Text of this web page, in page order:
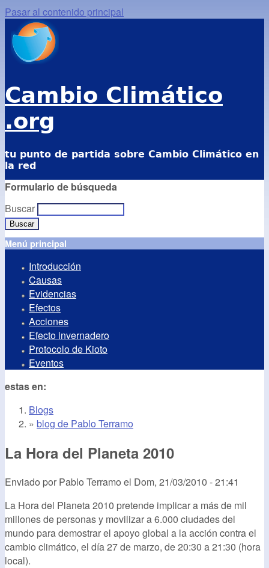
Pasar al contenido principal
Cambio Climático
.org
tu punto de partida sobre Cambio Climático en
la red
Formulario de búsqueda
Buscar
Menú principal
Introducción
Causas
Evidencias
Efectos
Acciones
Efecto invernadero
Protocolo de Kioto
Eventos
estas en:
Blogs
» blog de Pablo Terramo
La Hora del Planeta 2010
Enviado por Pablo Terramo el Dom, 21/03/2010 - 21:41
La Hora del Planeta 2010 pretende implicar a más de mil
millones de personas y movilizar a 6.000 ciudades del
mundo para demostrar el apoyo global a la acción contra el
cambio climático, el día 27 de marzo, de 20:30 a 21:30 (hora
local).